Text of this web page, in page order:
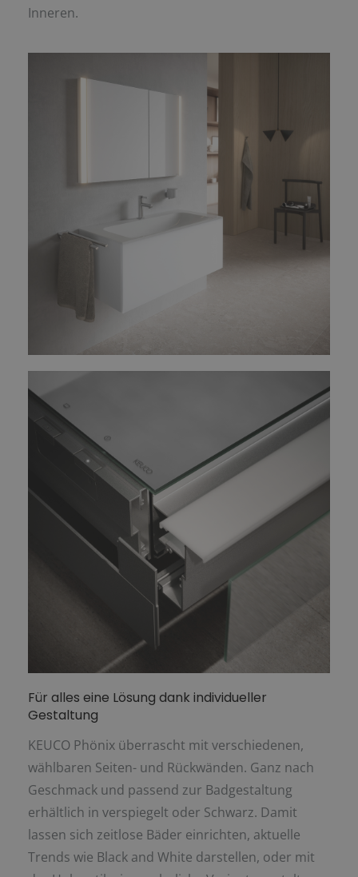
Inneren.
Für alles eine Lösung dank individueller
Gestaltung
KEUCO Phönix überrascht mit verschiedenen,
wählbaren Seiten- und Rückwänden. Ganz nach
Geschmack und passend zur Badgestaltung
erhältlich in verspiegelt oder Schwarz. Damit
lassen sich zeitlose Bäder einrichten, aktuelle
Trends wie Black and White darstellen, oder mit